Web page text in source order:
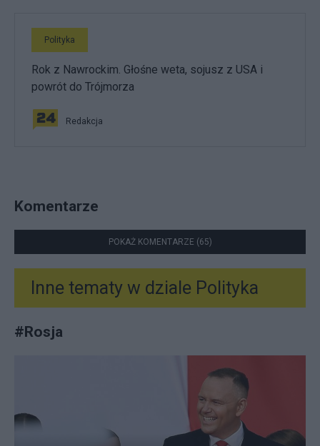
Polityka
Rok z Nawrockim. Głośne weta, sojusz z USA i
powrót do Trójmorza
Redakcja
Komentarze
POKAŻ KOMENTARZE (65)
Inne tematy w dziale Polityka
#Rosja